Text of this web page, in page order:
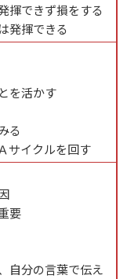
揮できず損をする
発揮できる
を活かす
る
サイクルを回す
要
自分の言葉で伝え